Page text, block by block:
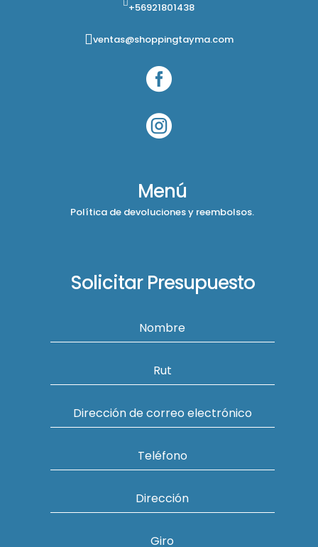
+56921801438
ventas@shoppingtayma.com


Menú
Política de devoluciones y reembolsos.
Solicitar Presupuesto
Nombre
Rut
Dirección de correo electrónico
Teléfono
Dirección
Giro